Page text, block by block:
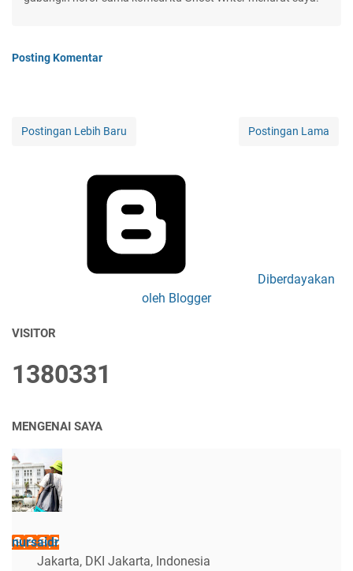
Posting Komentar
Postingan Lebih Baru Postingan Lama
Diberdayakan
oleh Blogger
VISITOR
1380331
MENGENAI SAYA
nursaidr
Jakarta, DKI Jakarta, Indonesia